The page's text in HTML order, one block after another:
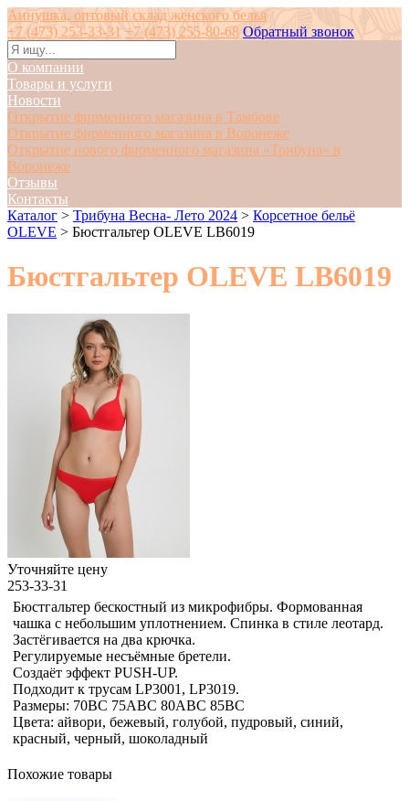
Аннушка, оптовый склад женского белья
+7 (473) 253-33-31 +7 (473) 255-80-68 Обратный звонок
О компании
Товары и услуги
Новости
Открытие фирменного магазина в Тамбове
Открытие фирменного магазина в Воронеже
Открытие нового фирменного магазина «Трибуна» в
Воронеже
Отзывы
Контакты
Каталог > Трибуна Весна- Лето 2024 > Корсетное бельё
OLEVE > Бюстгальтер OLEVE LB6019
Бюстгальтер OLEVE LB6019
Уточняйте цену
253-33-31
Бюстгальтер бескостный из микрофибры. Формованная
чашка с небольшим уплотнением. Спинка в стиле леотард.
Застёгивается на два крючка.
Регулируемые несъёмные бретели.
Создаёт эффект PUSH-UP.
Подходит к трусам LP3001, LP3019.
Размеры: 70BC 75ABC 80ABC 85BC
Цвета: айвори, бежевый, голубой, пудровый, синий,
красный, черный, шоколадный
Похожие товары